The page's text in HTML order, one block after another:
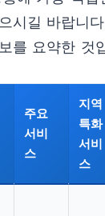
시길 바랍니
를 요약한 것
주요
서비
스
지역
특화
서비
스